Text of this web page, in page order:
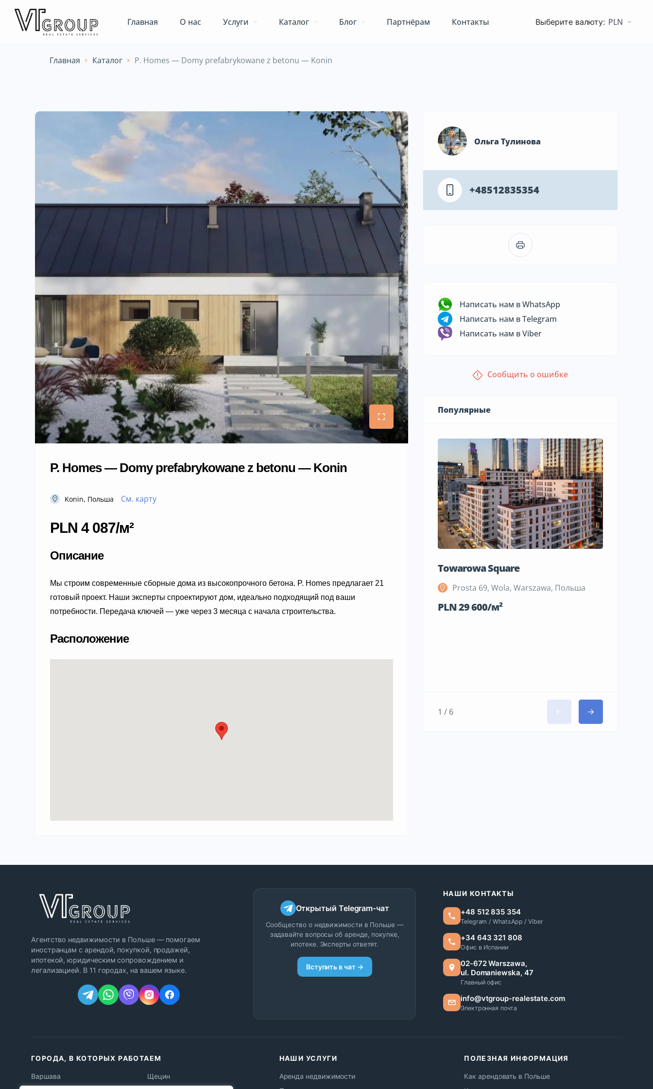
Главная О нас Услуги Каталог Блог Партнёрам Контакты PLN
Главная Каталог P. Homes — Domy prefabrykowane z betonu — Konin
P. Homes — Domy prefabrykowane z betonu — Konin
Konin, Польша См. карту
PLN 4 087/м²
Описание
Мы строим современные сборные дома из высокопрочного бетона. P. Homes предлагает 21
готовый проект. Наши эксперты спроектируют дом, идеально подходящий под ваши
потребности. Передача ключей — уже через 3 месяца с начала строительства.
Расположение
Ольга Тулинова
+48512835354
Написать нам в WhatsApp
Написать нам в Telegram
Написать нам в Viber
Сообщить о ошибке
Популярные
Towarowa Square
Prosta 69, Wola, Warszawa, Польша
PLN 29 600/м²
1 / 6
Агентство недвижимости в Польше — помогаем
иностранцам с арендой, покупкой, продажей,
ипотекой, юридическим сопровождением и
легализацией. В 11 городах, на вашем языке.
Открытый Telegram-чат
Сообщество о недвижимости в Польше —
задавайте вопросы об аренде, покупке,
ипотеке. Эксперты ответят.
Вступить в чат →
НАШИ КОНТАКТЫ
+48 512 835 354
Telegram / WhatsApp / Viber
+34 643 321 808
Офис в Испании
02-672 Warszawa,
ul. Domaniewska, 47
Главный офис
info@vtgroup-realestate.com
Электронная почта
ГОРОДА, В КОТОРЫХ РАБОТАЕМ
Варшава
Щецин
НАШИ УСЛУГИ
Аренда недвижимости
ПОЛЕЗНАЯ ИНФОРМАЦИЯ
Как арендовать в Польше